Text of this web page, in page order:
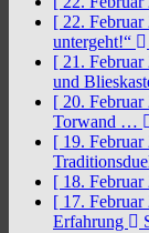
[ 22. Februar
untergeht!“
[ 21. Februar
und
[ 20. Februar
Torwand …
[ 19. Februar
[ 18. Februar
[ 17. Februar
Erfahrung